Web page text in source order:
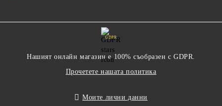
GDPR
Нашият онлайн магазин е 100% съобразен с GDPR.
Прочетете нашата политика
Моите лични данни